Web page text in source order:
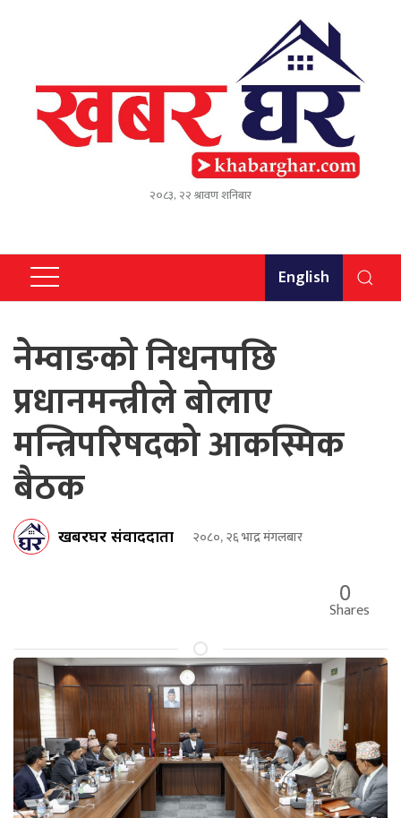
२०८३, २२ श्रावण शनिबार
English
नेम्वाङको निधनपछि
प्रधानमन्त्रीले बोलाए
मन्त्रिपरिषदको आकस्मिक
बैठक
खबरघर संवाददाता २०८०, २६ भाद्र मंगलबार
0
Shares